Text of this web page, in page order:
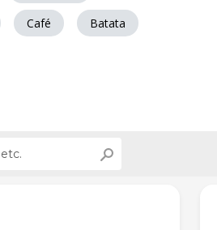
Café Batata